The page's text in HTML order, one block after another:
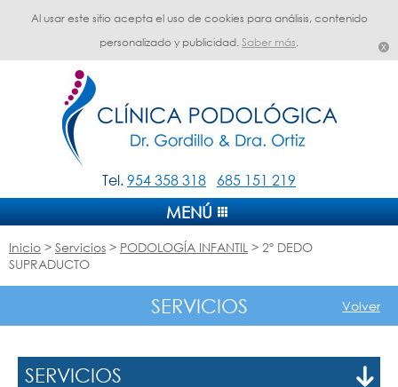
Al usar este sitio acepta el uso de cookies para análisis, contenido
personalizado y publicidad.Saber más.
Tel.954 358 318 685 151 219
MENÚ
Inicio > Servicios > PODOLOGÍA INFANTIL > 2º DEDO
SUPRADUCTO
SERVICIOS Volver
SERVICIOS